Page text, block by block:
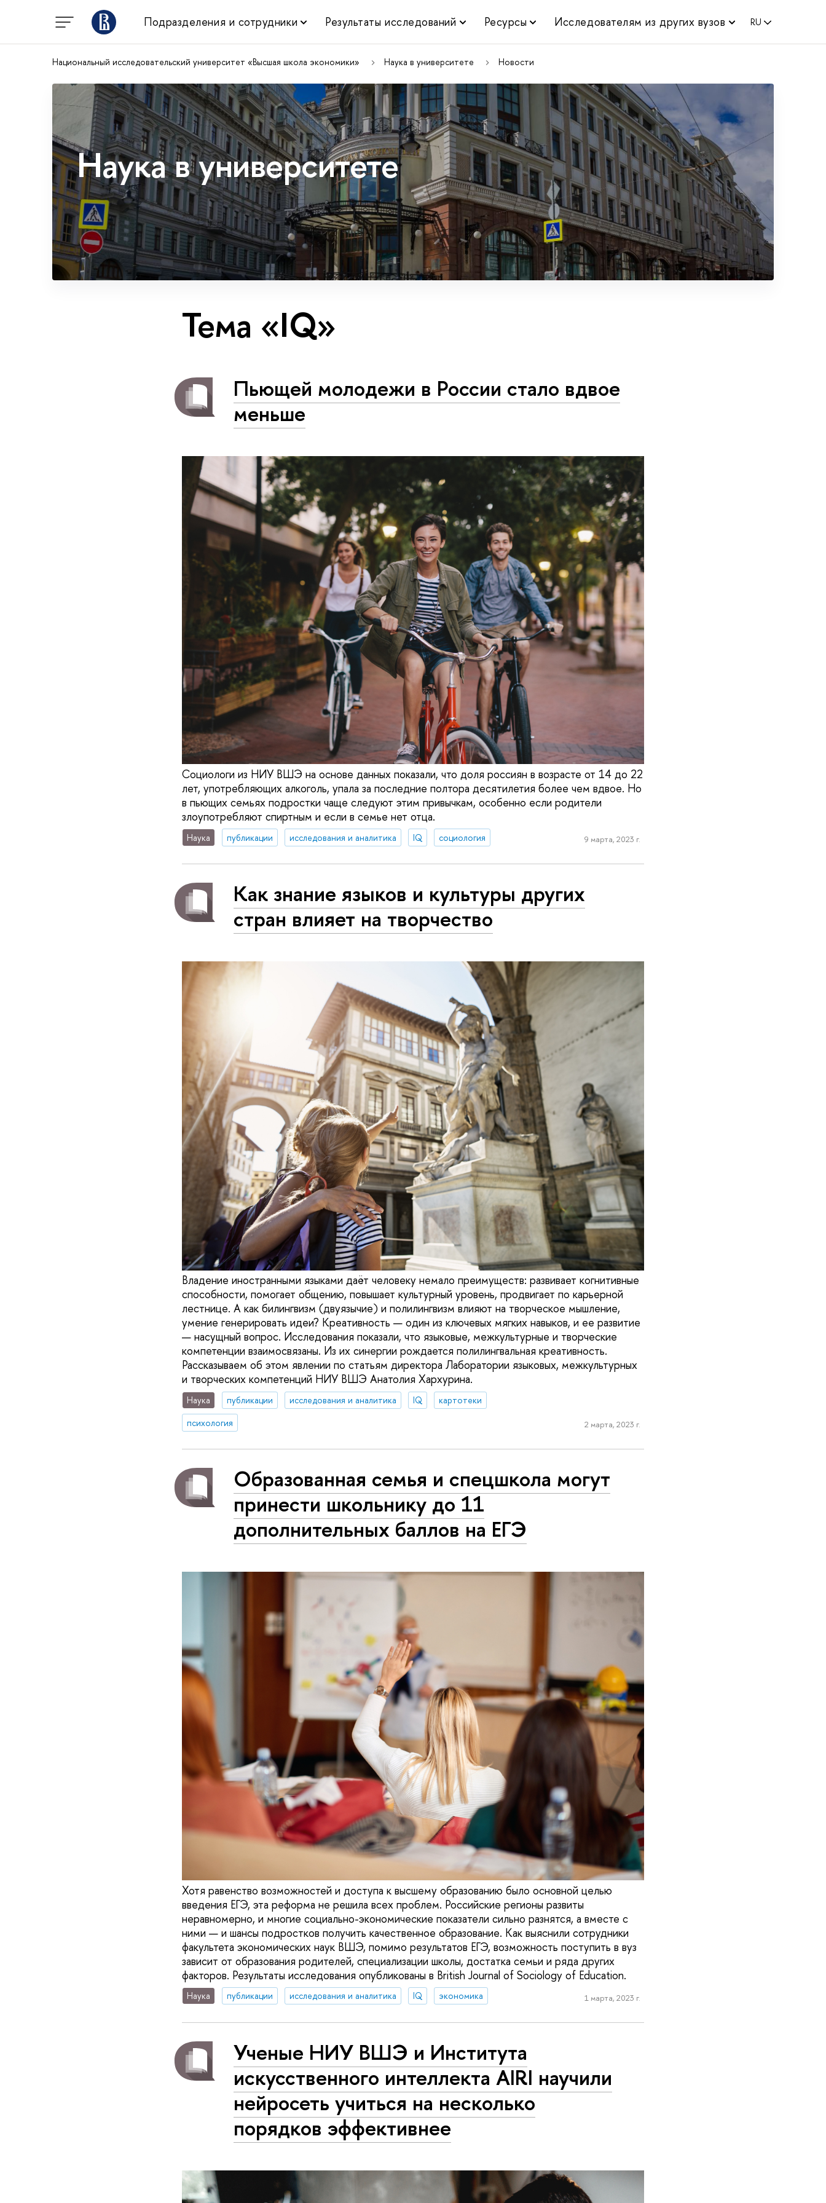
Подразделения и сотрудники Результаты исследований Ресурсы Исследователям из других вузов RU
Национальный исследовательский университет «Высшая школа экономики» Наука в университете Новости
Наука в университете
Тема «IQ»
Пьющей молодежи в России стало вдвое
меньше
Социологи из НИУ ВШЭ на основе данных показали, что доля россиян в возрасте от 14 до 22
лет, употребляющих алкоголь, упала за последние полтора десятилетия более чем вдвое. Но
в пьющих семьях подростки чаще следуют этим привычкам, особенно если родители
злоупотребляют спиртным и если в семье нет отца.
Наука публикации исследования и аналитика IQ социология 9 марта, 2023 г.
Как знание языков и культуры других
стран влияет на творчество
Владение иностранными языками даёт человеку немало преимуществ: развивает когнитивные
способности, помогает общению, повышает культурный уровень, продвигает по карьерной
лестнице. А как билингвизм (двуязычие) и полилингвизм влияют на творческое мышление,
умение генерировать идеи? Креативность — один из ключевых мягких навыков, и ее развитие
— насущный вопрос. Исследования показали, что языковые, межкультурные и творческие
компетенции взаимосвязаны. Из их синергии рождается полилингвальная креативность.
Рассказываем об этом явлении по статьям директора Лаборатории языковых, межкультурных
и творческих компетенций НИУ ВШЭ Анатолия Хархурина.
Наука публикации исследования и аналитика IQ
картотеки
психология
2 марта, 2023 г.
Образованная семья и спецшкола могут
принести школьнику до 11
дополнительных баллов на ЕГЭ
Хотя равенство возможностей и доступа к высшему образованию было основной целью
введения ЕГЭ, эта реформа не решила всех проблем. Российские регионы развиты
неравномерно, и многие социально-экономические показатели сильно разнятся, а вместе с
ними — и шансы подростков получить качественное образование. Как выяснили сотрудники
факультета экономических наук ВШЭ, помимо результатов ЕГЭ, возможность поступить в вуз
зависит от образования родителей, специализации школы, достатка семьи и ряда других
факторов. Результаты исследования опубликованы в British Journal of Sociology of Education.
Наука публикации исследования и аналитика IQ экономика 1 марта, 2023 г.
Ученые НИУ ВШЭ и Института
искусственного интеллекта AIRI научили
нейросеть учиться на несколько
порядков эффективнее